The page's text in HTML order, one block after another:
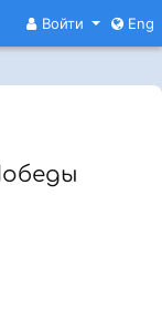
Войти Eng